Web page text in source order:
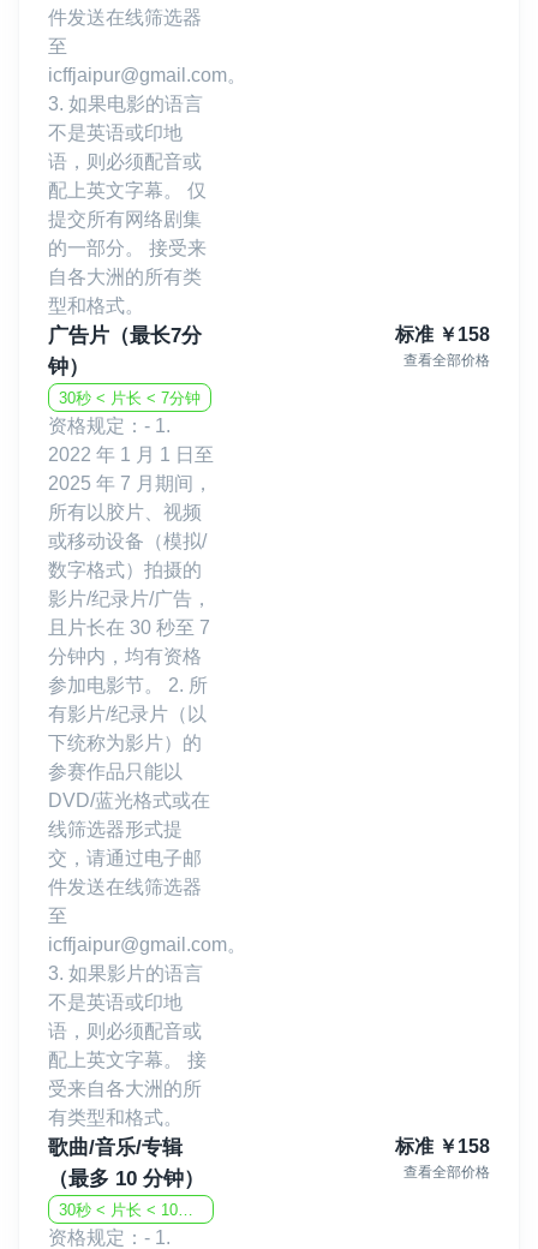
件发送在线筛选器
至
icffjaipur@gmail.com。
3. 如果电影的语言
不是英语或印地
语，则必须配音或
配上英文字幕。 仅
提交所有网络剧集
的一部分。 接受来
自各大洲的所有类
型和格式。
广告片（最长7分
钟）
30秒 < 片长 < 7分钟
资格规定：- 1.
2022 年 1 月 1 日至
2025 年 7 月期间，
所有以胶片、视频
或移动设备（模拟/
数字格式）拍摄的
影片/纪录片/广告，
且片长在 30 秒至 7
分钟内，均有资格
参加电影节。 2. 所
有影片/纪录片（以
下统称为影片）的
参赛作品只能以
DVD/蓝光格式或在
线筛选器形式提
交，请通过电子邮
件发送在线筛选器
至
icffjaipur@gmail.com。
3. 如果影片的语言
不是英语或印地
语，则必须配音或
配上英文字幕。 接
受来自各大洲的所
有类型和格式。
标准 ￥158
查看全部价格
歌曲/音乐/专辑
（最多 10 分钟）
资格规定：- 1.
标准 ￥158
查看全部价格